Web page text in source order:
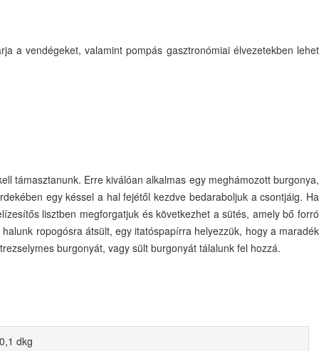
a vendégeket, valamint pompás gasztronómiai élvezetekben lehet
támasztanunk. Erre kiválóan alkalmas egy meghámozott burgonya,
egy késsel a hal fejétől kezdve bedaraboljuk a csontjáig. Ha
lisztben megforgatjuk és következhet a sütés, amely bő forró
ropogósra átsült, egy itatóspapírra helyezzük, hogy a maradék
burgonyát, vagy sült burgonyát tálalunk fel hozzá.
dkg